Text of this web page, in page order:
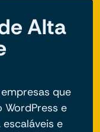
Alta
que
e
e